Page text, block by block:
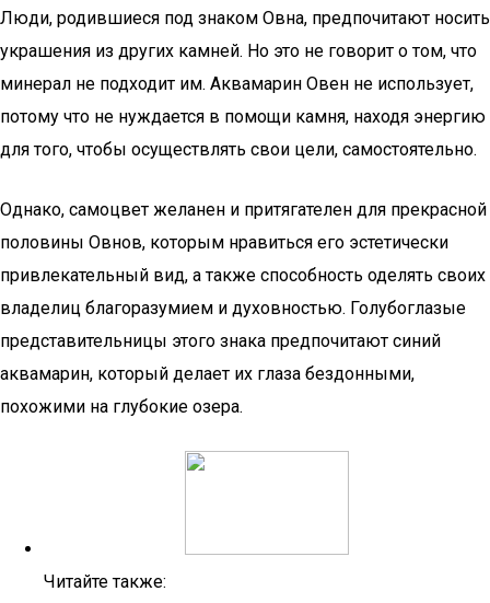
Люди, родившиеся под знаком Овна, предпочитают носить
украшения из других камней. Но это не говорит о том, что
минерал не подходит им. Аквамарин Овен не использует,
потому что не нуждается в помощи камня, находя энергию
для того, чтобы осуществлять свои цели, самостоятельно.
Однако, самоцвет желанен и притягателен для прекрасной
половины Овнов, которым нравиться его эстетически
привлекательный вид, а также способность оделять своих
владелиц благоразумием и духовностью. Голубоглазые
представительницы этого знака предпочитают синий
аквамарин, который делает их глаза бездонными,
похожими на глубокие озера.
Читайте также: